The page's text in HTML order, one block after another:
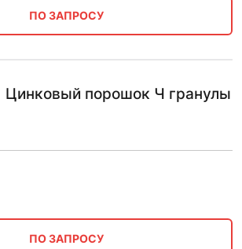
ПО ЗАПРОСУ
Цинковый порошок Ч гранулы
ПО ЗАПРОСУ